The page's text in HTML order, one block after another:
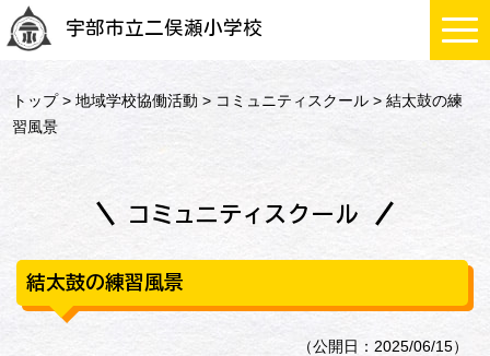
宇部市立二俣瀬小学校
トップ>地域学校協働活動 > コミュニティスクール > 結太鼓の練
習風景
コミュニティスクール
結太鼓の練習風景
（公開日：2025/06/15）